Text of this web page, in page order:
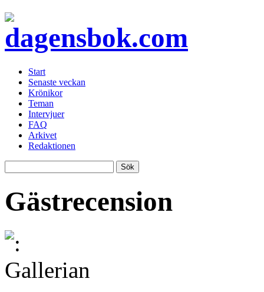
Start
Senaste veckan
Krönikor
Teman
Intervjuer
FAQ
Arkivet
Redaktionen
Gästrecension